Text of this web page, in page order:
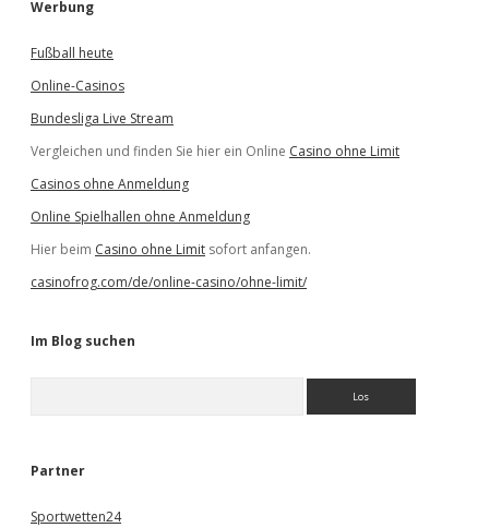
Werbung
Fußball heute
Online-Casinos
Bundesliga Live Stream
Vergleichen und finden Sie hier ein Online Casino ohne Limit
Casinos ohne Anmeldung
Online Spielhallen ohne Anmeldung
Hier beim Casino ohne Limit sofort anfangen.
casinofrog.com/de/online-casino/ohne-limit/
Im Blog suchen
e
Partner
Sportwetten24